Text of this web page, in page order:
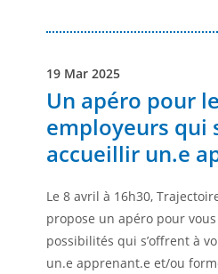
19 Mar 2025
Un apéro pour
employeurs qui
accueillir un.e
Le 8 avril à 16h30,
propose un apéro pour
possibilités qui s’offrent à
un.e apprenant.e et/ou